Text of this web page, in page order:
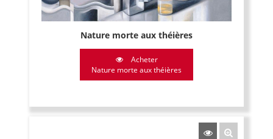
Nature morte aux théières
Acheter
Nature morte aux théières